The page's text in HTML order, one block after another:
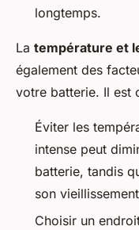
longtemps.
La température et
également des
votre batterie. Il est
Éviter les
intense peut
batterie, tandis
son
Choisir un